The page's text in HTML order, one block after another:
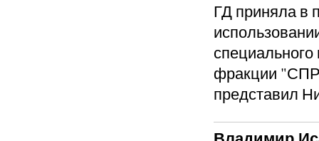
ГД приняла в
фракции
представил